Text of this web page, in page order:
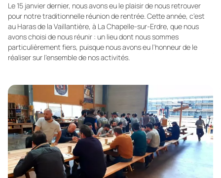
Le 15 janvier dernier, nous avons eu le plaisir de nous retrouver
pour notre traditionnelle réunion de rentrée. Cette année, c’est
au Haras de la Vaillantière, à La Chapelle-sur-Erdre, que nous
avons choisi de nous réunir : un lieu dont nous sommes
particulièrement fiers, puisque nous avons eu l’honneur de le
réaliser sur l’ensemble de nos activités.